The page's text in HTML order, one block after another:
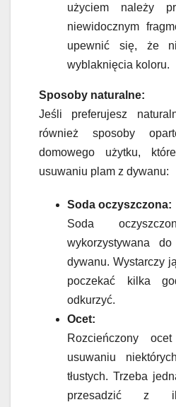
użyciem należy
niewidocznym
upewnić się, że
wyblaknięcia koloru.
Sposoby naturalne:
Jeśli preferujesz
również sposoby
domowego użytku,
usuwaniu plam z dywanu:
Soda oczyszczona:
Soda
wykorzystywana
dywanu. Wystarczy
poczekać kilka
odkurzyć.
Ocet:
Rozcieńczony
usuwaniu
tłustych. Trzeba
przesadzić z